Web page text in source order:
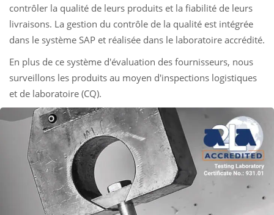
contrôler la qualité de leurs produits et la fiabilité de leurs
livraisons. La gestion du contrôle de la qualité est intégrée
dans le système SAP et réalisée dans le laboratoire accrédité.
En plus de ce système d'évaluation des fournisseurs, nous
surveillons les produits au moyen d'inspections logistiques
et de laboratoire (CQ).